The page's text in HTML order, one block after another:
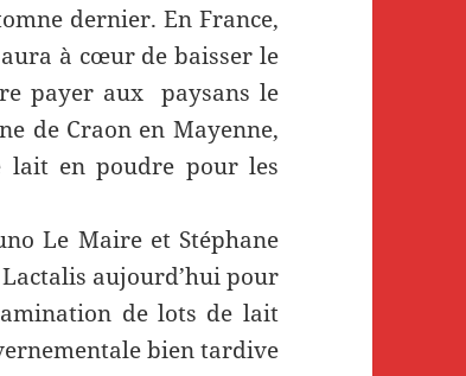
dernier. En France,
à cœur de baisser le
payer aux paysans le
de Craon en Mayenne,
lait en poudre pour les
Le Maire et Stéphane
aujourd’hui pour
de lots de lait
bien tardive